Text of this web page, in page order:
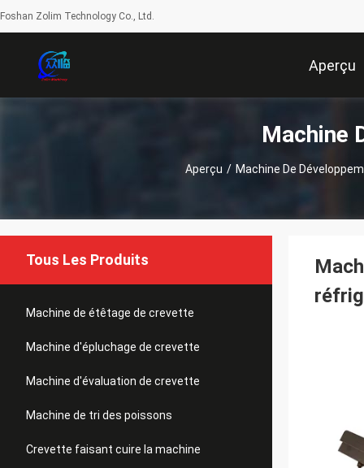
Foshan Zolim Technology Co., Ltd.
Aperçu
Machine
Aperçu / Machine De
Tous Les Produits
Machine de étêtage de crevette
Machine d'épluchage de crevette
Machine d'évaluation de crevette
Machine de tri des poissons
Crevette faisant cuire la machine